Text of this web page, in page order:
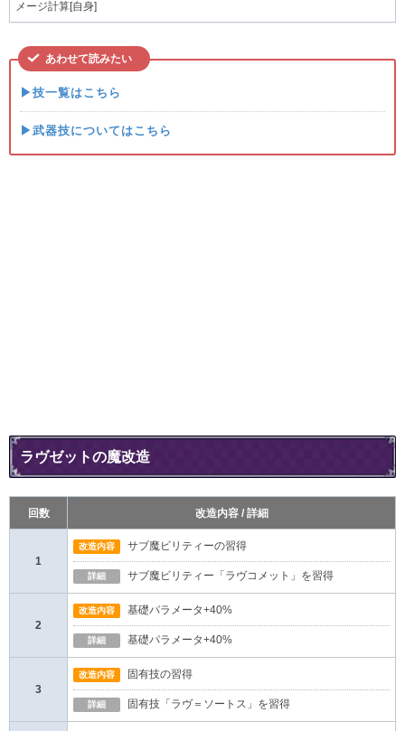
メージ計算[自身]
あわせて読みたい
▶技一覧はこちら
▶武器技についてはこちら
ラヴゼットの魔改造
回数 改造内容 / 詳細
1
改造内容 サブ魔ビリティーの習得
詳細 サブ魔ビリティー「ラヴコメット」を習得
2
改造内容 基礎パラメータ+40%
詳細 基礎パラメータ+40%
3
改造内容 固有技の習得
詳細 固有技「ラヴ＝ソートス」を習得